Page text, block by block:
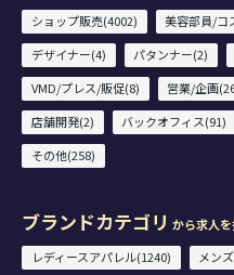
ショップ販売(4002)
美容部員/コ
デザイナー(4)
パタンナー(2)
VMD/プレス/販促(8)
営業/企画
店舗開発(2)
バックオフィス(91)
その他(258)
ブランドカテゴリ から求人
レディースアパレル(1240)
メン